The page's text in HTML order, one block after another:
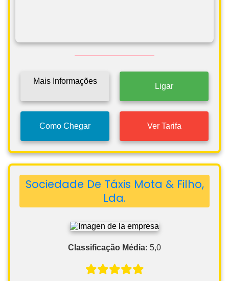
Mais Informações
Ligar
Como Chegar Ver Tarifa
Sociedade De Táxis Mota & Filho,
Lda.
Classificação Média: 5,0